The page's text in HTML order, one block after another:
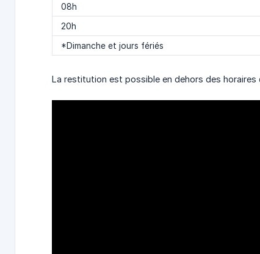
08h
20h
*Dimanche et jours fériés
La restitution est possible en dehors des